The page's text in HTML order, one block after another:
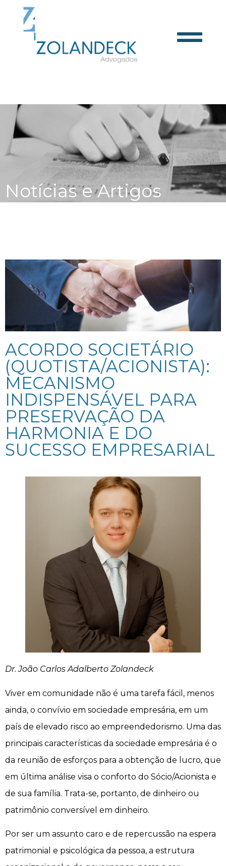
Notícias e Artigos
ACORDO SOCIETÁRIO
(QUOTISTA/ACIONISTA):
MECANISMO
INDISPENSÁVEL PARA
PRESERVAÇÃO DA
HARMONIA E DO
SUCESSO EMPRESARIAL
Dr. João Carlos Adalberto Zolandeck
Viver em comunidade não é uma tarefa fácil, menos
ainda, o convívio em sociedade empresária, em um
país de elevado risco ao empreendedorismo. Uma das
principais características da sociedade empresária é o
da reunião de esforços para a obtenção de lucro, que
em última análise visa o conforto do Sócio/Acionista e
de sua família. Trata-se, portanto, de dinheiro ou
patrimônio conversível em dinheiro.
Por ser um assunto caro e de repercussão na espera
patrimonial e psicológica da pessoa, a estrutura